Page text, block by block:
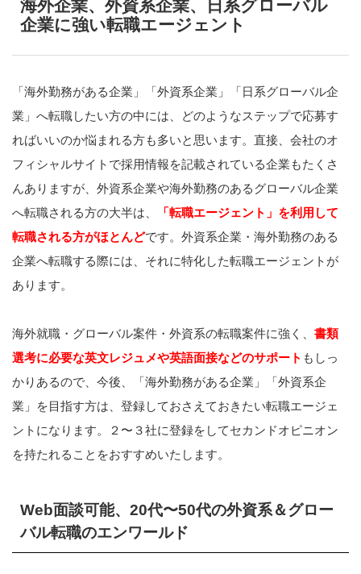
海外企業、外資系企業、日系グローバル
企業に強い転職エージェント
「海外勤務がある企業」「外資系企業」「日系グローバル企
業」へ転職したい方の中には、どのようなステップで応募す
ればいいのか悩まれる方も多いと思います。直接、会社のオ
フィシャルサイトで採用情報を記載されている企業もたくさ
んありますが、外資系企業や海外勤務のあるグローバル企業
へ転職される方の大半は、
「転職エージェント」を利用して
転職される方がほとんどです。外資系企業・海外勤務のある
企業へ転職する際には、それに特化した転職エージェントが
あります。
海外就職・グローバル案件・外資系の転職案件に強く、 書類
選考に必要な英文レジュメや英語面接などのサポート もしっ
かりあるので、今後、「海外勤務がある企業」「外資系企
業」を目指す方は、登録しておさえておきたい転職エージェ
ントになります。２〜３社に登録をしてセカンドオピニオン
を持たれることをおすすめいたします。
Web面談可能、20代〜50代の外資系＆グロー
バル転職のエンワールド